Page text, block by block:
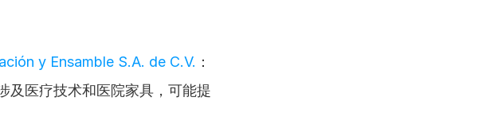
y Ensamble S.A. de C.V. ：
及医疗技术和医院家具，可能提